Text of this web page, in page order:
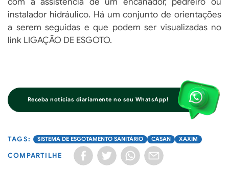
instalador hidráulico. Há um conjunto de orientações
a serem seguidas e que podem ser visualizadas no
link LIGAÇÃO DE ESGOTO.
Receba notícias diariamente no seu WhatsApp!
SISTEMA DE ESGOTAMENTO SANITÁRIO CASAN XAXIM
COMPARTILHE